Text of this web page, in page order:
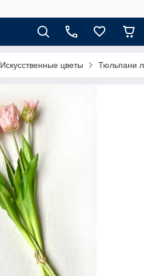
Искусственные цветы Тюльпани